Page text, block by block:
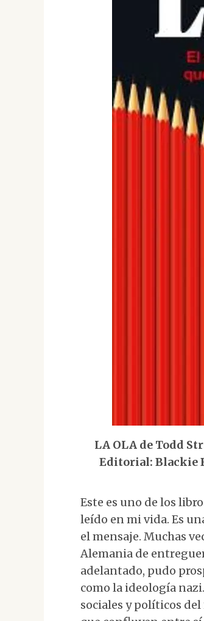
LA OLA de Todd
Editorial: Blackie
Este es uno de los
leído en mi vida. Es
el mensaje. Muchas
Alemania de
adelantado, pudo
como la ideología
sociales y políticos